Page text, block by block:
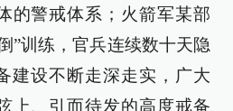
的警戒体系；火箭军某部
”训练，官兵连续数十天隐
设不断走深走实，广大
上、引而待发的高度戒备